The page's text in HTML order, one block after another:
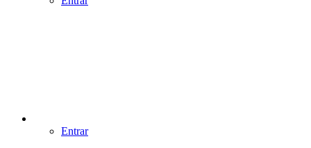
Entrar